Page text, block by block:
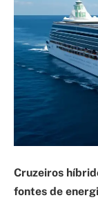
Cruzeiros
fontes de